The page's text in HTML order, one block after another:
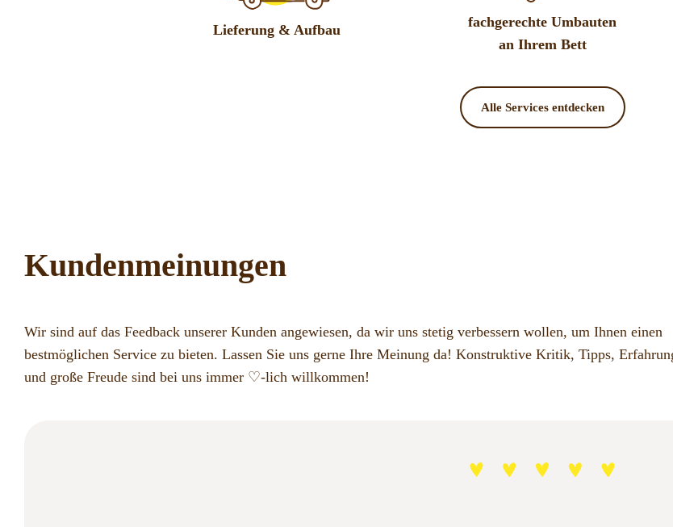
Lieferung & Aufbau
fachgerechte Umbauten
an Ihrem Bett
Alle Services entdecken
Kundenmeinungen
Wir sind auf das Feedback unserer Kunden angewiesen, da wir uns stetig verbessern wollen, um Ihnen einen
bestmöglichen Service zu bieten. Lassen Sie uns gerne Ihre Meinung da! Konstruktive Kritik, Tipps,
und große Freude sind bei uns immer ♡-lich willkommen!